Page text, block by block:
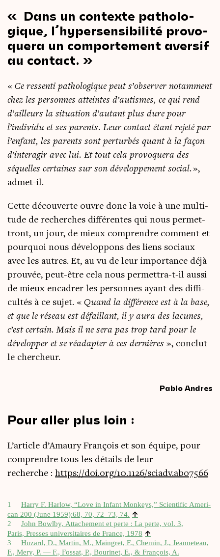
Dans un contexte patho­lo­
gique, l’hypersensibilité pro­vo­
que­ra un com­por­te­ment aver­sif
au contact.
« Ce res­sen­ti patho­lo­gique peut s’observer notam­ment
chez les per­sonnes atteintes d’autismes, ce qui rend
d’ailleurs la situa­tion d’autant plus dure pour
l’individu et ses parents. Leur contact étant reje­té par
l’enfant, les parents sont per­tur­bés quant à la façon
d’interagir avec lui. Et tout cela pro­vo­que­ra des
séquelles cer­taines sur son déve­lop­pe­ment social. »,
admet-il.
Cette décou­verte ouvre donc la voie à une mul­ti­
tude de recherches dif­fé­rentes qui nous per­met­
tront, un jour, de mieux com­prendre com­ment et
pour­quoi nous déve­lop­pons des liens sociaux
avec les autres. Et, au vu de leur impor­tance déjà
prou­vée, peut-être cela nous per­met­tra-t-il aus­si
de mieux enca­drer les per­sonnes ayant des dif­fi­
cul­tés à ce sujet. « Quand la dif­fé­rence est à la base,
et que le réseau est défaillant, il y aura des lacunes,
c’est cer­tain. Mais il ne sera pas trop tard pour le
déve­lop­per et se réadap­ter à ces der­nières », conclut
le chercheur.
Pablo Andres
Pour aller plus loin :
L’article d’Amaury Fran­çois et son équipe, pour
com­prendre tous les détails de leur
recherche : https://​doi​.org/​1​0​.​1​1​2​6​/​s​c​i​a​d​v​.​a​b​o7566
1
Har­ry F. Har­low, “Love in Infant Mon­keys,” Scien­ti­fic Ame­ri­
can 200 (June 1959):68, 70, 72–73, 74. ↑
2
John Bowl­by, Atta­che­ment et perte : La perte, vol. 3,
Paris, Presses uni­ver­si­taires de France, 1978 ↑
3
Huzard, D., Mar­tin, M., Main­gret, F., Che­min, J., Jean­ne­teau,
F., Mery, P. — F., Fos­sat, P., Bou­ri­net, E., & Fran­çois, A.